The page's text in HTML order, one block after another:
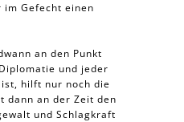
Gefecht einen
an den Punkt
und jeder
hilft nur noch die
dann an der Zeit den
und Schlagkraft